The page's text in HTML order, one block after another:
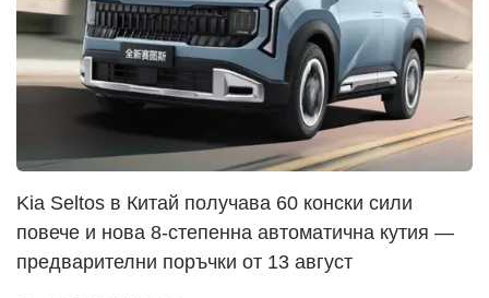
Kia Seltos в Китай получава 60 конски сили
повече и нова 8-степенна автоматична кутия —
предварителни поръчки от 13 август